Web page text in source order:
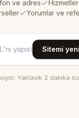
ve adres
Yorumlar ve
Sitemi
Yaklasik 2 dakika